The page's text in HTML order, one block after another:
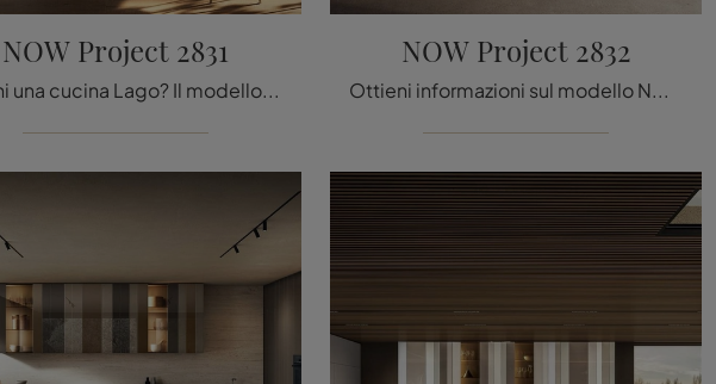
NOW Project 2831
Cerchi una cucina Lago? Il modello NOW Project 2831 in vetro ti attende nel nostro negozio di Cucine Design ad angolo.
NOW Project 2832
Ottieni informazioni sul modello NOW Project 2832 di Lago: arreda la zona cucina con la soluzione in vetro che fa al caso tuo.